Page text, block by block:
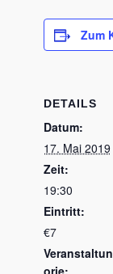
Zum
DETAILS
Datum:
17. Mai 2019
Zeit:
19:30
Eintritt:
€7
orie: